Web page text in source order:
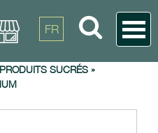
FR
PRODUITS SUCRÉS »